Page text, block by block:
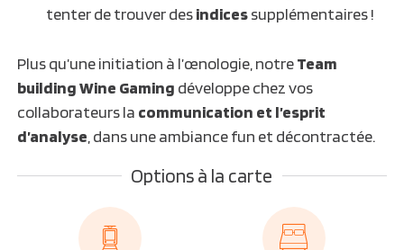
tenter de trouver desindicessupplémentaires !
Plus qu’une initiation à l’œnologie, notreTeam
building Wine Gaming développe chez vos
collaborateurs la communication et l’esprit
d’analyse , dans une ambiance fun et décontractée.
Options à la carte